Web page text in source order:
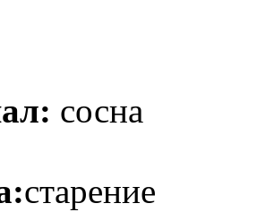
сосна
старение